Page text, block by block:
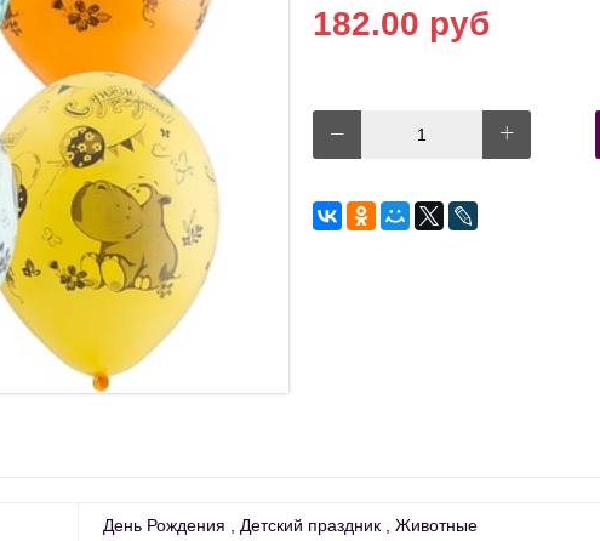
182.00 руб
День Рождения Детский праздник Животные